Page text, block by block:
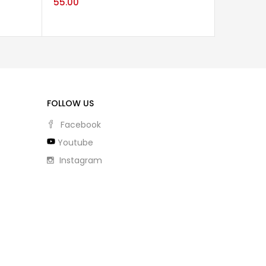
FOLLOW US
Facebook
Youtube
Instagram